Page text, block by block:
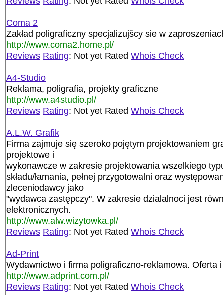
Coma 2
Zakład poligraficzny specjalizujšcy sie w
http://www.coma2.home.pl/
Reviews Rating: Not yet Rated Whois Check
A4-Studio
Reklama, poligrafia, projekty graficzne
http://www.a4studio.pl/
Reviews Rating: Not yet Rated Whois Check
A.L.W. Grafik
Firma zajmuje się szeroko pojętym projektowaniem
projektowe i
wykonawcze w zakresie projektowania wszelkiego
składu/łamania, pełnej przygotowalni oraz
zleceniodawcy jako
"wydawca zastępczy". W zakresie dzialalnoci jest
elektronicznych.
http://www.alw.wizytowka.pl/
Reviews Rating: Not yet Rated Whois Check
Ad-Print
Wydawnictwo i firma poligraficzno-reklamowa. Oferta
http://www.adprint.com.pl/
Reviews Rating: Not yet Rated Whois Check